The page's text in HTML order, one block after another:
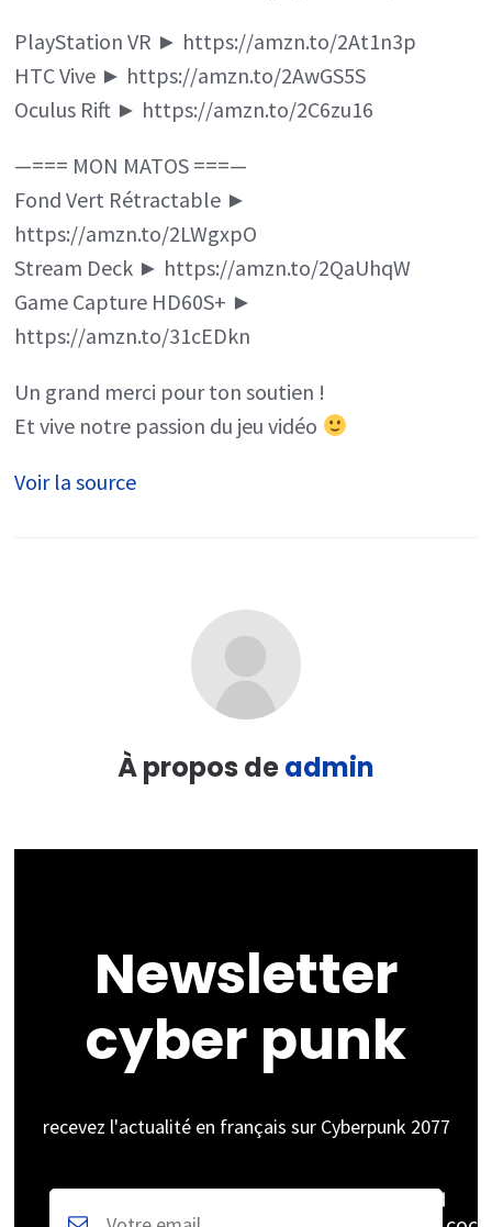
PlayStation VR ► https://amzn.to/2At1n3p
HTC Vive ► https://amzn.to/2AwGS5S
Oculus Rift ► https://amzn.to/2C6zu16
—=== MON MATOS ===—
Fond Vert Rétractable ►
https://amzn.to/2LWgxpO
Stream Deck ► https://amzn.to/2QaUhqW
Game Capture HD60S+ ►
https://amzn.to/31cEDkn
Un grand merci pour ton soutien !
Et vive notre passion du jeu vidéo
Voir la source
À propos deadmin
Newsletter
cyber punk
recevez l'actualité en français sur Cyberpunk 2077